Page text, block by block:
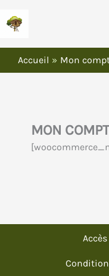
Au
Accueil
Mon
MON
Accès